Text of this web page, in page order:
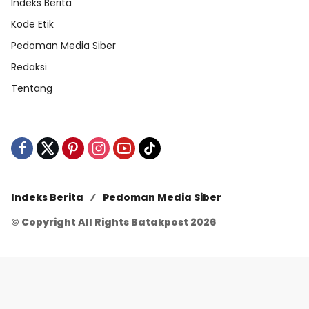
Indeks Berita
Kode Etik
Pedoman Media Siber
Redaksi
Tentang
Indeks Berita
Pedoman Media Siber
© Copyright All Rights Batakpost 2026